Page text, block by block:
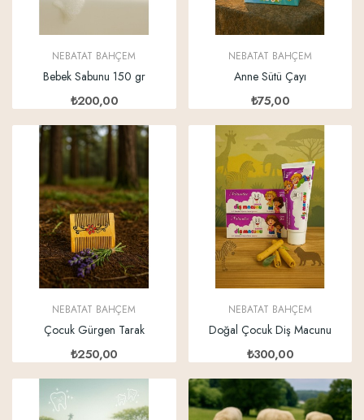
NEBATAT BAHÇEM
Bebek Sabunu 150 gr
₺200,00
NEBATAT BAHÇEM
Anne Sütü Çayı
₺75,00
NEBATAT BAHÇEM
Çocuk Gürgen Tarak
₺250,00
NEBATAT BAHÇEM
Doğal Çocuk Diş Macunu
₺300,00